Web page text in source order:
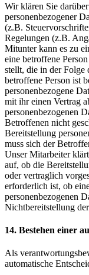
Wir klären Sie
personenbezogener
(z.B.
Regelungen (z.B.
Mitunter kann es zu
eine betroffene
stellt, die in der Folge
betroffene Person ist
personenbezogene
mit ihr einen Vertrag
personenbezogenen
Betroffenen nicht
Bereitstellung
muss sich der
Unser Mitarbeiter
auf, ob die
oder vertraglich
erforderlich ist, ob
personenbezogenen
Nichtbereitstellung
14. Bestehen einer
Als
automatische